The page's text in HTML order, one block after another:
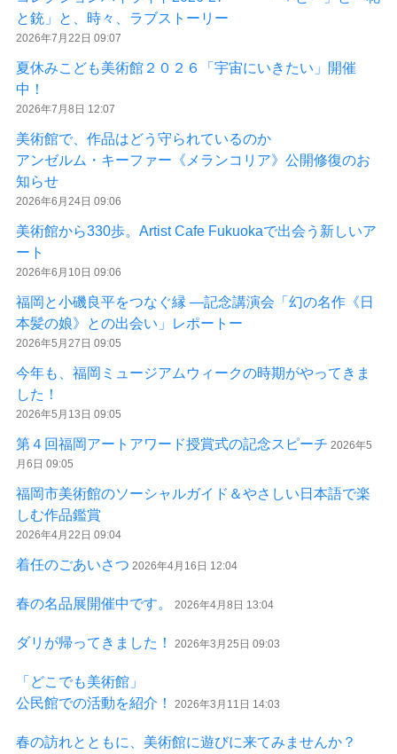
と銃」と、時々、ラブストーリー
2026年7月22日 09:07
夏休みこども美術館２０２６「宇宙にいきたい」開催
中！
2026年7月8日 12:07
美術館で、作品はどう守られているのか
アンゼルム・キーファー《メランコリア》公開修復のお
知らせ
2026年6月24日 09:06
美術館から330歩。Artist Cafe Fukuokaで出会う新しいア
ート
2026年6月10日 09:06
福岡と小磯良平をつなぐ縁 ―記念講演会「幻の名作《日
本髪の娘》との出会い」レポートー
2026年5月27日 09:05
今年も、福岡ミュージアムウィークの時期がやってきま
した！
2026年5月13日 09:05
第４回福岡アートアワード授賞式の記念スピーチ 2026年5
月6日 09:05
福岡市美術館のソーシャルガイド＆やさしい日本語で楽
しむ作品鑑賞
2026年4月22日 09:04
着任のごあいさつ 2026年4月16日 12:04
春の名品展開催中です。 2026年4月8日 13:04
ダリが帰ってきました！ 2026年3月25日 09:03
「どこでも美術館」
公民館での活動を紹介！
2026年3月11日 14:03
春の訪れとともに、美術館に遊びに来てみませんか？